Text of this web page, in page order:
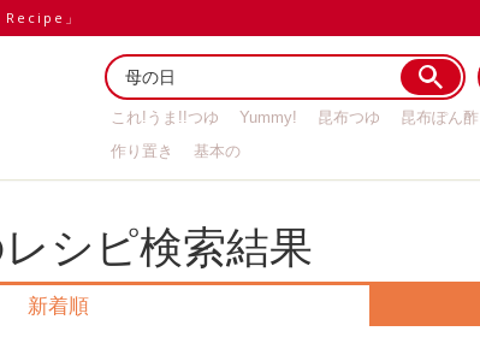
Recipe」
これ!うま!!つゆ Yummy! 昆布つゆ 昆布ぽん酢
作り置き
基本の
レシピ検索結果
新着順